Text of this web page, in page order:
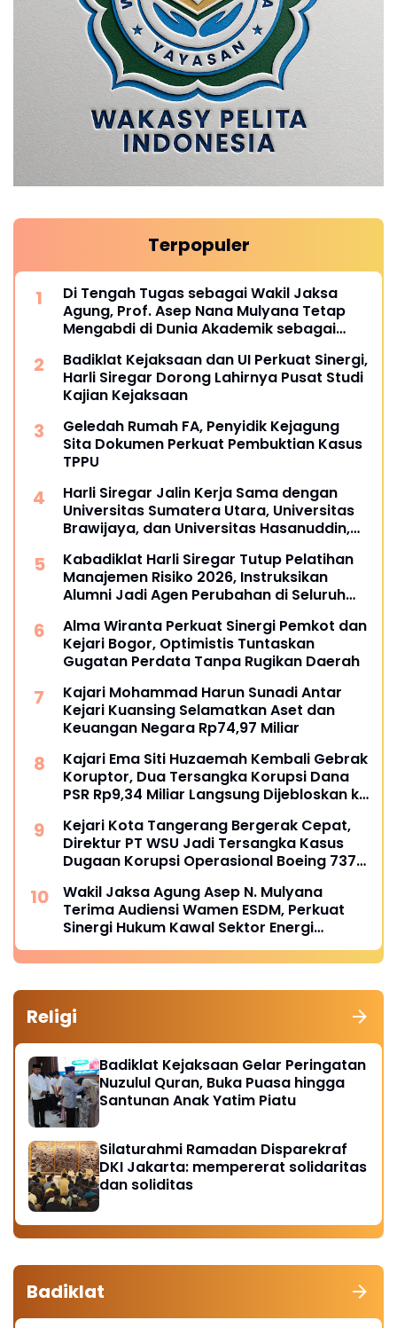
Terpopuler
Di Tengah Tugas sebagai Wakil Jaksa
Agung, Prof. Asep Nana Mulyana Tetap
Mengabdi di Dunia Akademik sebagai
Badiklat Kejaksaan dan UI Perkuat Sinergi,
Harli Siregar Dorong Lahirnya Pusat Studi
Kajian Kejaksaan
Geledah Rumah FA, Penyidik Kejagung
Sita Dokumen Perkuat Pembuktian Kasus
TPPU
Harli Siregar Jalin Kerja Sama dengan
Universitas Sumatera Utara, Universitas
Brawijaya, dan Universitas Hasanuddin,
Tempuh Pendidikan Doktor (S3) Hukum
Kabadiklat Harli Siregar Tutup Pelatihan
Manajemen Risiko 2026, Instruksikan
Alumni Jadi Agen Perubahan di Seluruh
Alma Wiranta Perkuat Sinergi Pemkot dan
Kejari Bogor, Optimistis Tuntaskan
Gugatan Perdata Tanpa Rugikan Daerah
Kajari Mohammad Harun Sunadi Antar
Kejari Kuansing Selamatkan Aset dan
Keuangan Negara Rp74,97 Miliar
Kajari Ema Siti Huzaemah Kembali Gebrak
Koruptor, Dua Tersangka Korupsi Dana
PSR Rp9,34 Miliar Langsung Dijebloskan ke
Kejari Kota Tangerang Bergerak Cepat,
Direktur PT WSU Jadi Tersangka Kasus
Dugaan Korupsi Operasional Boeing 737-
Wakil Jaksa Agung Asep N. Mulyana
Terima Audiensi Wamen ESDM, Perkuat
Sinergi Hukum Kawal Sektor Energi
Nasional
Religi
Badiklat Kejaksaan Gelar Peringatan
Nuzulul Quran, Buka Puasa hingga
Santunan Anak Yatim Piatu
Silaturahmi Ramadan Disparekraf
DKI Jakarta: mempererat solidaritas
dan soliditas
Badiklat